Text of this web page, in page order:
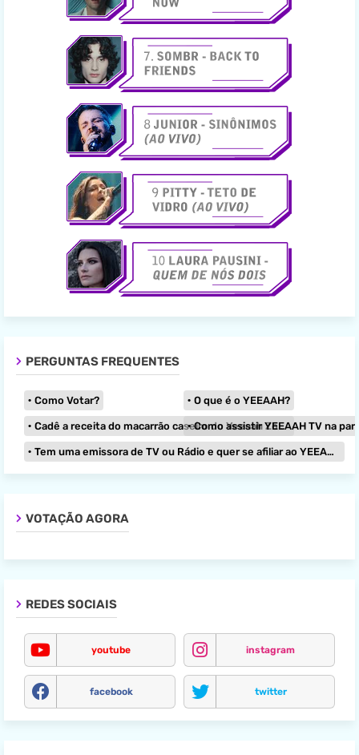
PERGUNTAS FREQUENTES
Como Votar? O que é o YEEAAH?
Cadê a receita do macarrão caseiro do Yeeaah Zone?
Como assistir YEEAAH TV na
Tem uma emissora de TV ou Rádio e quer se afiliar ao YEEAAH?
VOTAÇÃO AGORA
REDES SOCIAIS
youtube instagram
facebook twitter